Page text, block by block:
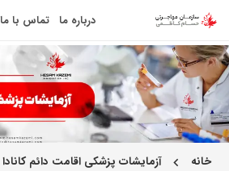
درباره ما تماس با ما
خانه chevron_left آزمایشات پزشکی اقامت دائم کانادا